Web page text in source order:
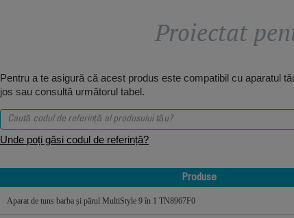
Proiectat
Pentru a te asigură că acest produs este compatibil cu aparatul
jos sau consultă următorul tabel.
Unde poți găsi codul de referință?
Produse
Aparat de tuns barba și părul MultiStyle 9 în 1 TN8967F0